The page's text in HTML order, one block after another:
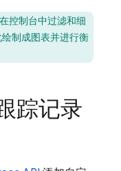
控制台中过滤和细
制成图表并进行衡
踪记录